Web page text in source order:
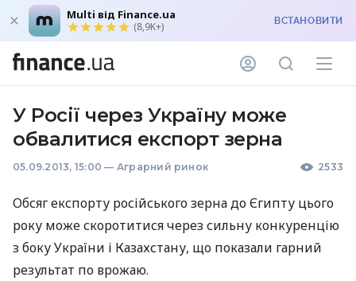
Multi від Finance.ua
(8,9K+) ВСТАНОВИТИ
У Росії через Україну може
обвалитися експорт зерна
05.09.2013, 15:00 — Аграрний ринок 2533
Обсяг експорту російського зерна до Єгипту цього
року може скоротитися через сильну конкуренцію
з боку України і Казахстану, що показали гарний
результат по врожаю.